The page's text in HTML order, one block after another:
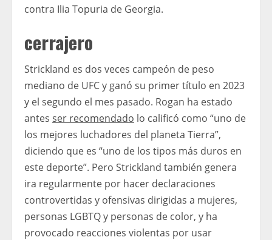
contra Ilia Topuria de Georgia.
cerrajero
Strickland es dos veces campeón de peso
mediano de UFC y ganó su primer título en 2023
y el segundo el mes pasado. Rogan ha estado
antes ser recomendado lo calificó como “uno de
los mejores luchadores del planeta Tierra”,
diciendo que es “uno de los tipos más duros en
este deporte”. Pero Strickland también genera
ira regularmente por hacer declaraciones
controvertidas y ofensivas dirigidas a mujeres,
personas LGBTQ y personas de color, y ha
provocado reacciones violentas por usar